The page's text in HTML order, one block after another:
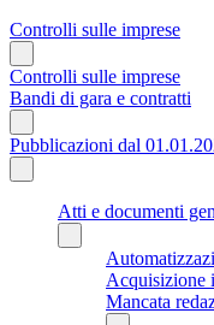
Controlli sulle imprese
Controlli sulle imprese
Bandi di gara e contratti
Pubblicazioni dal
Atti e documenti
Acquisizione
Mancata